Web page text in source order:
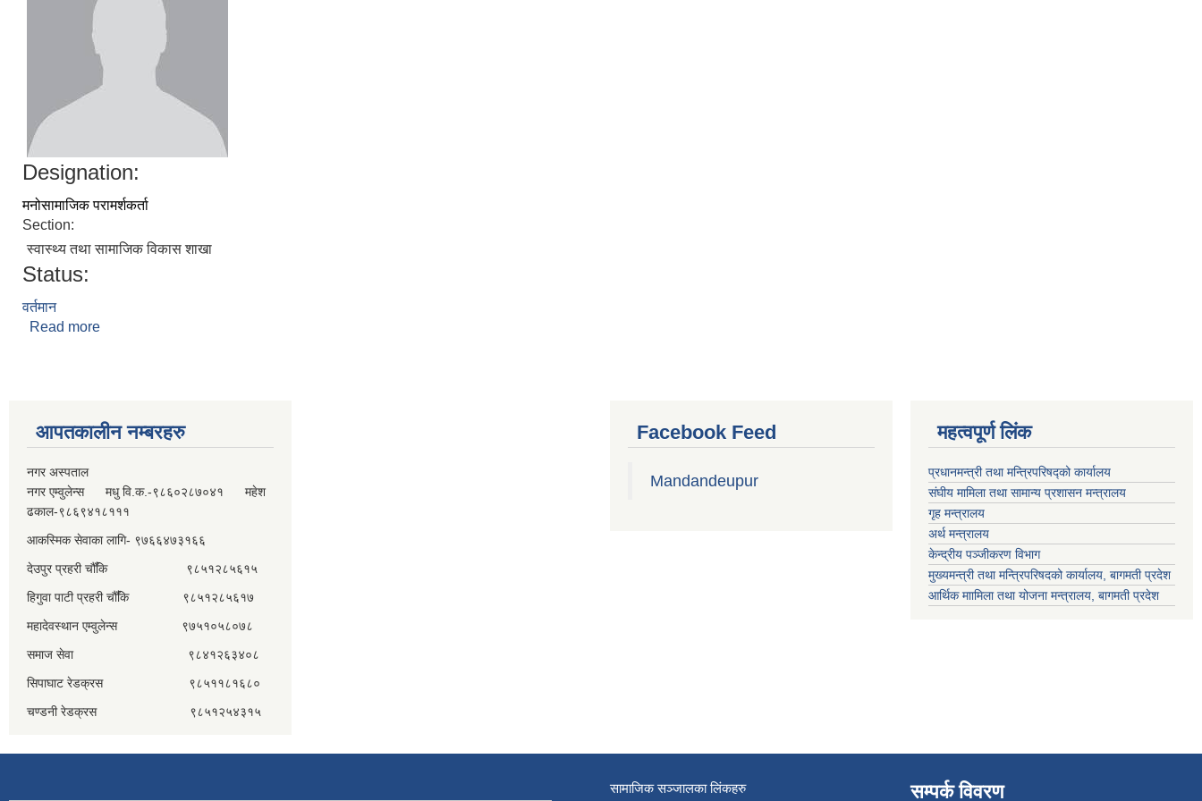
Designation:
मनोसामाजिक परामर्शकर्ता
Section:
स्वास्थ्य तथा सामाजिक विकास शाखा
Status:
वर्तमान
Read more
आपतकालीन नम्बरहरु
नगर अस्पताल
नगर एम्वुलेन्स मधु वि.क.-९८६०२८७०४१ महेश
ढकाल-९८६९४१८१११
आकस्मिक सेवाका लागि- ९७६६४७३१६६
देउपुर प्रहरी चौँकि ९८५१२८५६१५
हिगुवा पाटी प्रहरी चौँकि ९८५१२८५६१७
महादेवस्थान एम्वुलेन्स ९७५१०५८०७८
समाज सेवा ९८४१२६३४०८
सिपाघाट रेडक्रस ९८५११८१६८०
चण्डनी रेडक्रस ९८५१२५४३१५
Facebook Feed
Mandandeupur
महत्वपूर्ण लिंक
प्रधानमन्त्री तथा मन्त्रिपरिषद्को कार्यालय
संघीय मामिला तथा सामान्य प्रशासन मन्त्रालय
गृह मन्त्रालय
अर्थ मन्त्रालय
केन्द्रीय पञ्जीकरण विभाग
मुख्यमन्त्री तथा मन्त्रिपरिषदको कार्यालय, बागमती प्रदेश
आर्थिक माामिला तथा योजना मन्त्रालय, बागमती प्रदेश
सामाजिक सञ्जालका लिंकहरु सम्पर्क विवरण